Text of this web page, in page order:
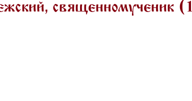
священномученик